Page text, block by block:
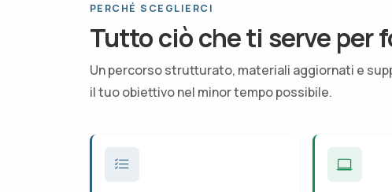
PERCHÉ SCEGLIERCI
Tutto ciò che ti serve per
Un percorso strutturato, materiali aggiornati e
il tuo obiettivo nel minor tempo possibile.